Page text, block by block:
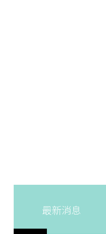
最新消息